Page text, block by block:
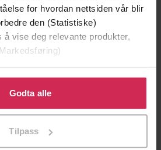
for hvordan nettsiden vår blir
den (Statistiske)
vise deg relevante produkter,
for å gi oss ditt samtykke til å
disse formålene. Du kan også
til spesifikke formål ved å klikke
Godta alle
Tilpass
Døde sjeler synger ikke